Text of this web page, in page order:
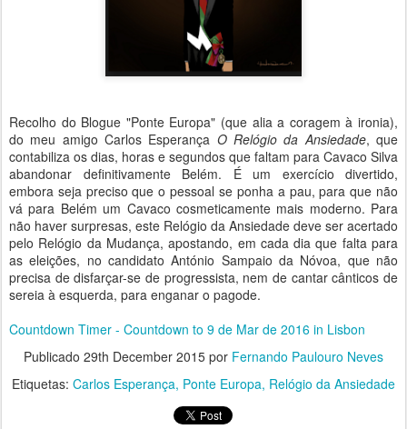
Recolho do Blogue "Ponte Europa" (que alia a coragem à ironia),
do meu amigo Carlos Esperança O Relógio da Ansiedade, que
contabiliza os dias, horas e segundos que faltam para Cavaco Silva
abandonar definitivamente Belém. É um exercício divertido,
embora seja preciso que o pessoal se ponha a pau, para que não
vá para Belém um Cavaco cosmeticamente mais moderno. Para
não haver surpresas, este Relógio da Ansiedade deve ser acertado
pelo Relógio da Mudança, apostando, em cada dia que falta para
as eleições, no candidato António Sampaio da Nóvoa, que não
precisa de disfarçar-se de progressista, nem de cantar cânticos de
sereia à esquerda, para enganar o pagode.
Countdown Timer - Countdown to 9 de Mar de 2016 in Lisbon
Publicado 29th December 2015 por Fernando Paulouro Neves
Etiquetas: Carlos Esperança Ponte Europa Relógio da Ansiedade